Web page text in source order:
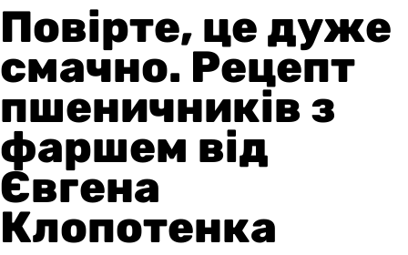
Повірте, це дуже
смачно. Рецепт
пшеничників з
фаршем від
Євгена
Клопотенка